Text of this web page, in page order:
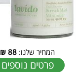
המחיר שלנו: 88
₪
פרטים נוספים